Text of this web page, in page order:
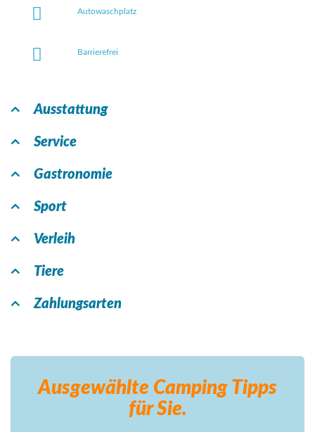
Autowaschplatz
Barrierefrei
Ausstattung
Service
Gastronomie
Sport
Verleih
Tiere
Zahlungsarten
Ausgewählte Camping Tipps
für Sie.